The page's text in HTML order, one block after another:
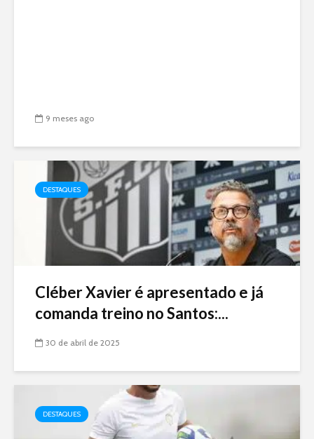
9 meses ago
DESTAQUES
Cléber Xavier é apresentado e já
comanda treino no Santos:...
30 de abril de 2025
DESTAQUES